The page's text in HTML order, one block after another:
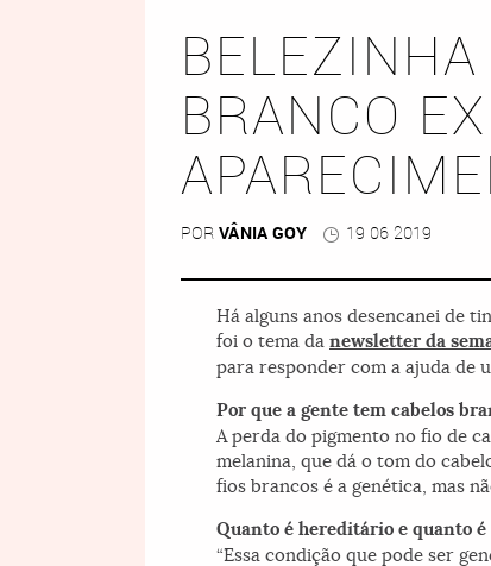
BRANCO
POR VÂNIA GOY 19 06 2019
Há alguns anos desencanei de
foi o tema da newsletter da
para responder com a ajuda de
Por que a gente tem cabelos
A perda do pigmento no fio de
melanina, que dá o tom do
fios brancos é a genética, mas
Quanto é hereditário e quanto é
“Essa condição que pode ser